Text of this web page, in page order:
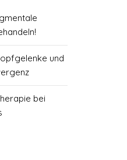
und
bei